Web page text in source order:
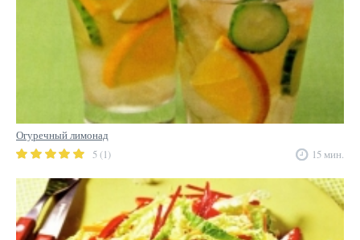
Огуречный лимонад
5 (1)
15 мин.